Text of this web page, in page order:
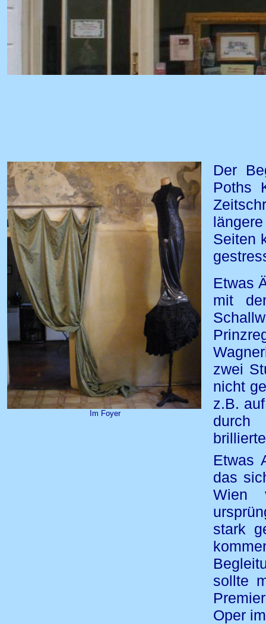
Im Foyer
Der
Poths
Seiten
Etwas
mit
zwei
nicht
z.B.
durch
Etwas
das
Wien
stark
sollte
Oper